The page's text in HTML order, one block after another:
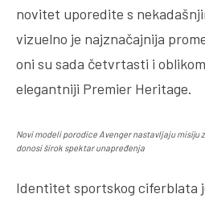
novitet uporedite s
vizuelno je najznačajnija
oni su sada četvrtasti i
elegantniji Premier Heritage.
Novi modeli porodice Avenger nastavljaju misiju
donosi širok spektar unapređenja
Identitet sportskog ciferblata